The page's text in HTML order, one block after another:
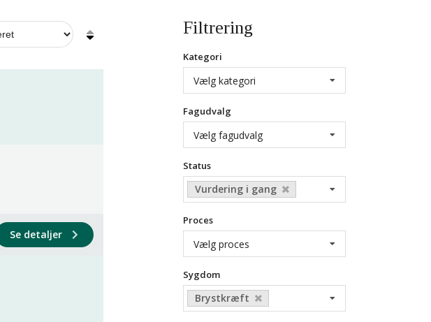
Se detaljer
Filtrering
Kategori
Vælg kategori
Fagudvalg
Vælg fagudvalg
Status
Vurdering i gang
Proces
Vælg proces
Sygdom
Brystkræft